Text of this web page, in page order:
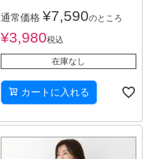
通常価格 ¥7,590のところ
¥3,980税込
在庫なし
カートに入れる